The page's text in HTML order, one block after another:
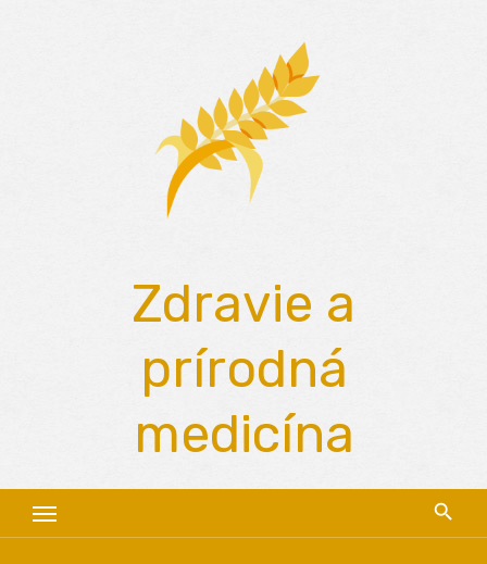
Zdravie a
prírodná
medicína